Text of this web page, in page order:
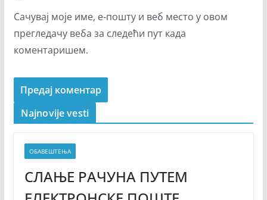
Сачувај моје име, е-пошту и веб место у овом
прегледачу веба за следећи пут када
коментаришем.
Najnovije vesti
ОБАВЕШТЕЊА
СЛАЊЕ РАЧУНА ПУТЕМ